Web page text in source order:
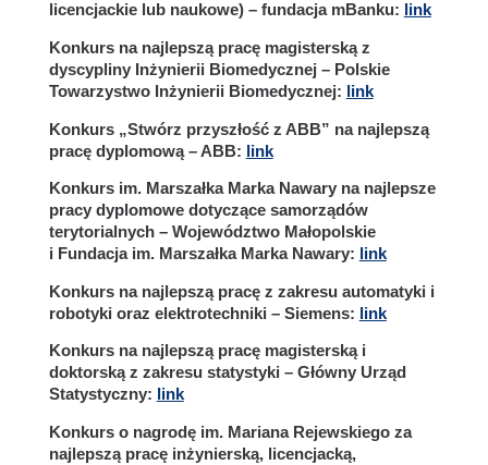
licencjackie lub naukowe) – fundacja mBanku:
link
Konkurs na najlepszą pracę magisterską z
dyscypliny Inżynierii Biomedycznej – Polskie
Towarzystwo Inżynierii Biomedycznej:
link
Konkurs „Stwórz przyszłość z ABB” na najlepszą
pracę dyplomową – ABB: link
Konkurs im. Marszałka Marka Nawary na najlepsze
pracy dyplomowe dotyczące samorządów
terytorialnych – Województwo Małopolskie
i Fundacja im. Marszałka Marka Nawary:
link
Konkurs na najlepszą pracę z zakresu automatyki i
robotyki oraz elektrotechniki – Siemens:
link
Konkurs na najlepszą pracę magisterską i
doktorską z zakresu statystyki – Główny Urząd
Statystyczny:
link
Konkurs o nagrodę im. Mariana Rejewskiego za
najlepszą pracę inżynierską, licencjacką,